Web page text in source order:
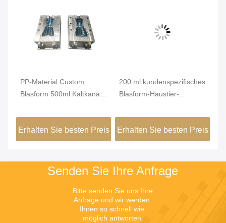
PP-Material Custom
Blasform 500ml Kaltkanal-
Erhalten Sie besten Preis
200 ml kundenspezifisches
Blasform-Haustier-
Haarshampoo-Flasche
Erhalten Sie besten Preis
Senden Sie Ihre Anfrage
Bitte senden Sie uns Ihre
Anfrage und wir werden
Ihnen so schnell wie
möglich antworten.